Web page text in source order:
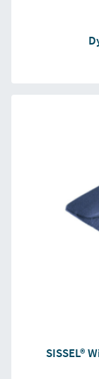
SISSEL®